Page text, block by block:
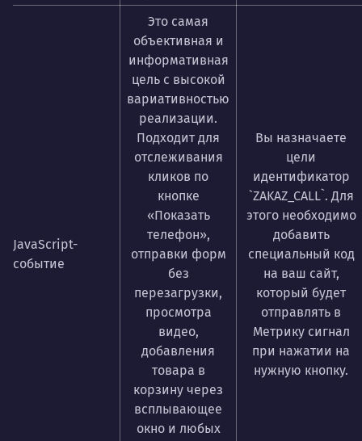
JavaScript-
событие
Это самая
объективная и
информативная
цель с высокой
вариативностью
реализации.
Подходит для
отслеживания
кликов по
кнопке
«Показать
телефон»,
отправки форм
без
перезагрузки,
просмотра
видео,
добавления
товара в
корзину через
всплывающее
окно и любых
Вы назначаете
цели
идентификатор
`ZAKAZ_CALL`. Для
этого необходимо
добавить
специальный код
на ваш сайт,
который будет
отправлять в
Метрику сигнал
при нажатии на
нужную кнопку.